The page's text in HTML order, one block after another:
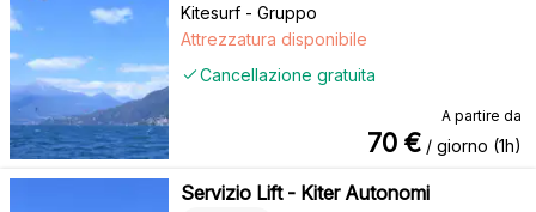
Kitesurf - Gruppo
Cancellazione gratuita
Attrezzatura disponibile
A partire da
70 € / giorno (1h)
Servizio Lift - Kiter Autonomi